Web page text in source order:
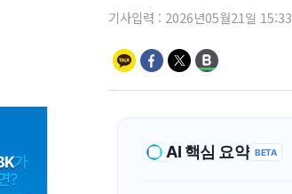
기사입력 : 2026년05월21일 15:33
AI 핵심 요약 BETA